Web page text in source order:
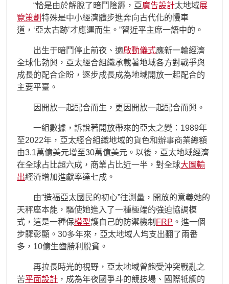
“恰是由於解脫了暗鬥陰霾，亞廣告設計太地域展
覽策劃 特殊是中小經濟體步進奔向古代化的慢車
道，‘亞太古跡’才應運而生。”習近平主席一語中的。
出生于暗鬥停止前夜、適啟動儀式應新一輪經濟
全球化勃興，亞太經合組織承載著地域各方對戰爭與
成長的配合企盼，逐步成長成為地域開放一起配合的
主要平臺。
因開放一起配合而生，更因開放一起配合而興。
一組數據，訴說著開放帶來的亞太之變：1989年
至2022年，亞太經合組織地域的貨色和辦事商業總額
由3.1萬億美元增至30萬億美元。以後，亞太地域經濟
在全球占比超六成，商業占比近一半，對全球大圖輸
出經濟增加進獻率達七成。
由“造福亞太國民的初心”往測量，開放的意義她的
天秤座本能，驅使她進入了一種極端的強迫協調模
式，這是一種保模型護自己的防禦機制 FRP 。進一個
步驟彰顯。30多年來，亞太地域人均支出翻了兩番
多，10億生齒勝利脫貧。
再拉長時光的視野，亞太地域曾飽受沖突戰亂之
苦平面設計 ，成為年夜國爭斗的競技場、國際牴觸的